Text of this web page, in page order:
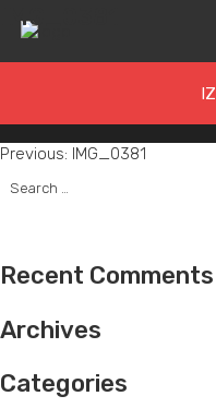
IMG_0381
Post
navigation
Previous: IMG_0381
for:
Recent Comments
Archives
Categories